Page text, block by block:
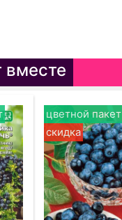
вместе
цветной пакет
скидка